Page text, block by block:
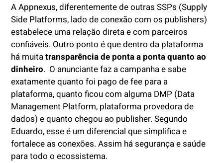
A Appnexus, diferentemente de outras SSPs (Supply
Side Platforms, lado de conexão com os publishers)
estabelece uma relação direta e com parceiros
confiáveis. Outro ponto é que dentro da plataforma
há muitatransparência de ponta a ponta quanto ao
dinheiro. O anunciante faz a campanha e sabe
exatamente quanto foi pago de fee para a
plataforma, quanto ficou com alguma DMP (Data
Management Platform, plataforma provedora de
dados) e quanto chegou ao publisher. Segundo
Eduardo, esse é um diferencial que simplifica e
fortalece as conexões. Assim há segurança e saúde
para todo o ecossistema.